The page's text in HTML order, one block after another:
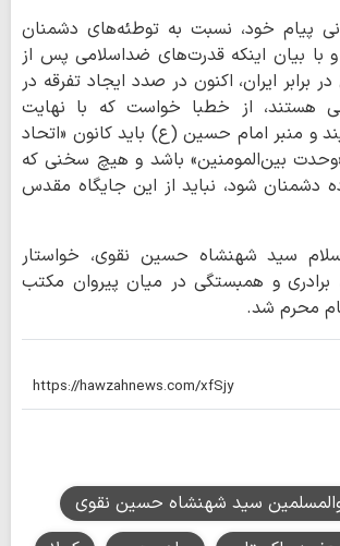
پیام خود، نسبت به توطئه‌های دشمنان
با بیان اینکه قدرت‌های ضداسلامی پس از
ایران، اکنون در صدد ایجاد تفرقه در
هستند، از خطبا خواست که با نهایت
و منبر امام حسین (ع) باید کانون «اتحاد
بین‌المومنین» باشد و هیچ سخنی که
دشمنان شود، نباید از این جایگاه مقدس
سید شهنشاه حسین نقوی، خواستار
برادری و همبستگی در میان پیروان مکتب
محرم شد.
سید شهنشاه حسین نقوی